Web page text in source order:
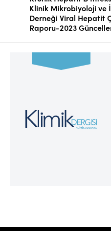
Klinik Mikrobiyoloji ve
Derneği Viral Hepatit
Raporu-2023